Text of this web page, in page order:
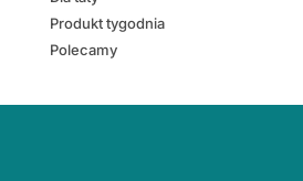
Produkt tygodnia
Polecamy